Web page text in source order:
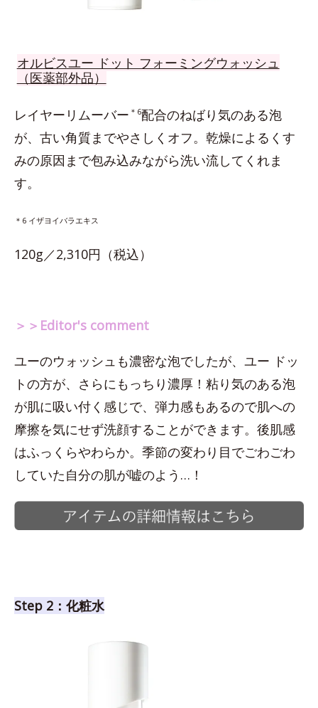
オルビスユー ドット フォーミングウォッシュ
（医薬部外品）
レイヤーリムーバー ＊6配合のねばり気のある泡
が、古い角質までやさしくオフ。乾燥によるくす
みの原因まで包み込みながら洗い流してくれま
す。
＊6 イザヨイバラエキス
120g／2,310円（税込）
＞＞Editor's comment
ユーのウォッシュも濃密な泡でしたが、ユー ドッ
トの方が、さらにもっちり濃厚！粘り気のある泡
が肌に吸い付く感じで、弾力感もあるので肌への
摩擦を気にせず洗顔することができます。後肌感
はふっくらやわらか。季節の変わり目でごわごわ
していた自分の肌が嘘のよう…！
Step 2：化粧水